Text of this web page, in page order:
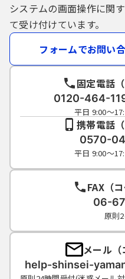
システムの画面操作に関
て受け付けています。
フォームでお問い
固定電話
0120-464-
平日 9:00～
携帯電話
0570-
平日 9:00～
FAX（
06-
原則
メール（
help-shinsei-